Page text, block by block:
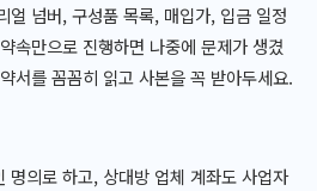
얼 넘버, 구성품 목록, 매입가, 입금 일정
속만으로 진행하면 나중에 문제가 생겼
서를 꼼꼼히 읽고 사본을 꼭 받아두세요.
명의로 하고, 상대방 업체 계좌도 사업자